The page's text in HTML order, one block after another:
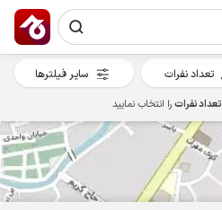
تعداد نفرات سایر فیلترها
تعداد نفراترا انتخاب نمایید